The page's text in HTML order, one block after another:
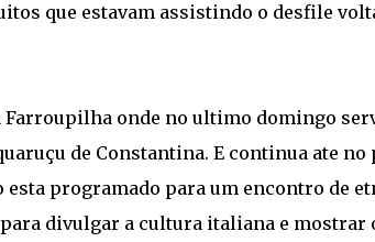
que estavam assistindo o desfile
Farroupilha onde no ultimo domingo
de Constantina. E continua ate
esta programado para um encontro de
divulgar a cultura italiana e mostrar